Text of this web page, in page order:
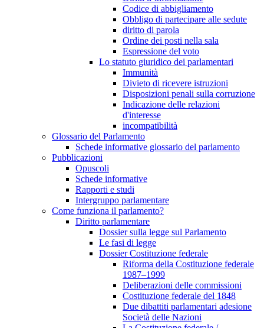
Codice di abbigliamento
Obbligo di partecipare alle sedute
diritto di parola
Ordine dei posti nella sala
Espressione del voto
Lo statuto giuridico dei parlamentari
Immunità
Divieto di ricevere istruzioni
Disposizioni penali sulla corruzione
Indicazione delle relazioni
d'interesse
incompatibilità
Glossario del Parlamento
Schede informative glossario del parlamento
Pubblicazioni
Opuscoli
Schede informative
Rapporti e studi
Intergruppo parlamentare
Come funziona il parlamento?
Diritto parlamentare
Dossier sulla legge sul Parlamento
Le fasi di legge
Dossier Costituzione federale
Riforma della Costituzione federale
1987–1999
Deliberazioni delle commissioni
Costituzione federale del 1848
Due dibattiti parlamentari adesione
Società delle Nazioni